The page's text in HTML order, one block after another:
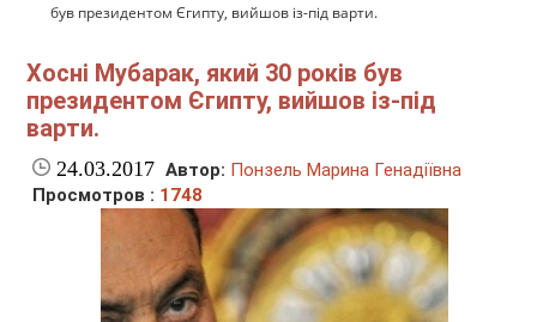
був президентом Єгипту, вийшов із-під варти.
Хосні Мубарак, який 30 років був
президентом Єгипту, вийшов із-під
варти.
24.03.2017 Автор: Понзель Марина Генадіївна
Просмотров : 1748